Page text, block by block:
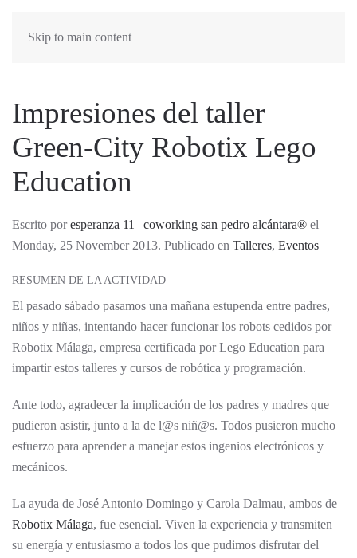
Skip to main content
Impresiones del taller
Green-City Robotix Lego
Education
Escrito poresperanza 11 | coworking san pedro alcántara® el
Monday, 25 November 2013. Publicado en Talleres, Eventos
RESUMEN DE LA ACTIVIDAD
El pasado sábado pasamos una mañana estupenda entre padres,
niños y niñas, intentando hacer funcionar los robots cedidos por
Robotix Málaga, empresa certificada por Lego Education para
impartir estos talleres y cursos de robótica y programación.
Ante todo, agradecer la implicación de los padres y madres que
pudieron asistir, junto a la de l@s niñ@s. Todos pusieron mucho
esfuerzo para aprender a manejar estos ingenios electrónicos y
mecánicos.
La ayuda de José Antonio Domingo y Carola Dalmau, ambos de
Robotix Málaga, fue esencial. Viven la experiencia y transmiten
su energía y entusiasmo a todos los que pudimos disfrutar del